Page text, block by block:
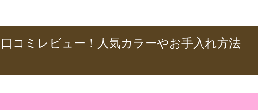
コミレビュー！人気カラーやお手入れ方法